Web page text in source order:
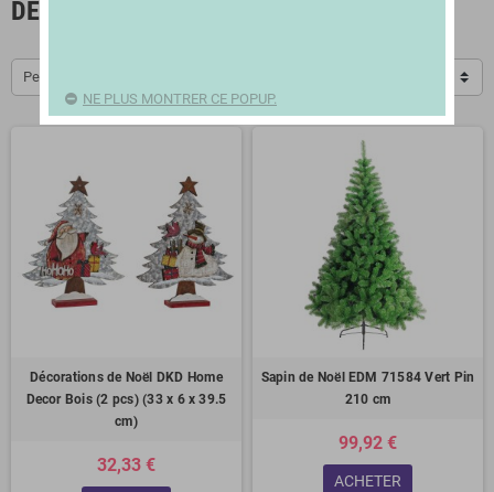
DÉCORATION DE NOËL
Pertinence
Décorations de Noël DKD Home
Decor Bois (2 pcs) (33 x 6 x 39.5
cm)
32,33 €
Sapin de Noël EDM 71584 Vert Pin
210 cm
99,92 €
ACHETER
NE PLUS MONTRER CE POPUP.